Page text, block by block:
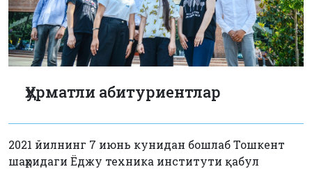
Ҳурматли абитуриентлар
2021 йилнинг 7 июнь кунидан бошлаб Тошкент
шаҳридаги Ёджу техника институти қабул